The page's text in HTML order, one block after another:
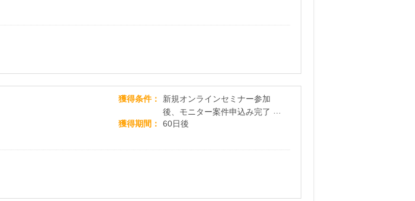
獲得条件
新規オンラインセミナー参加
後、モニター案件申込み完了
（女性限定）
獲得期間 60日後